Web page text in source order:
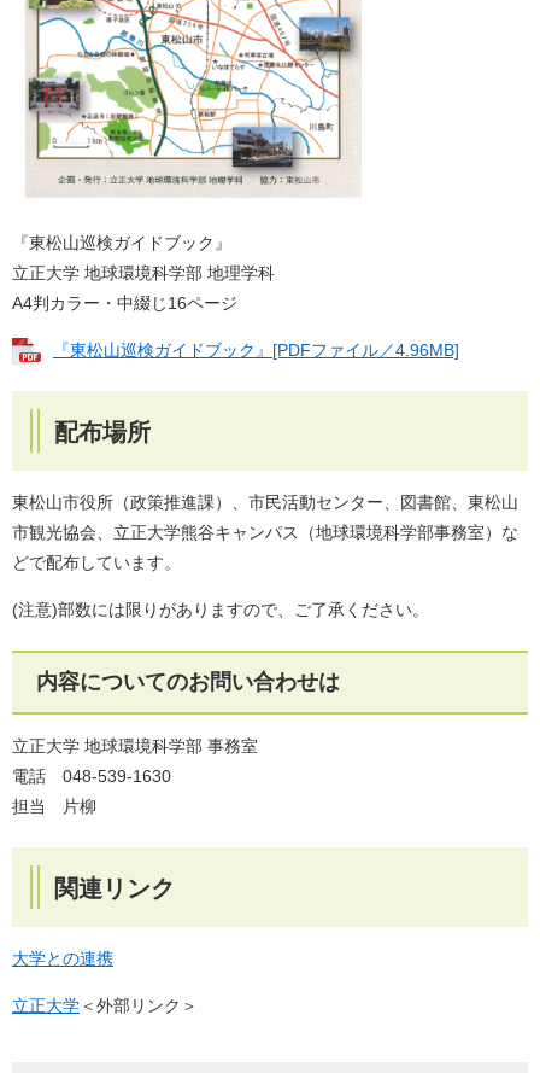
『東松山巡検ガイドブック』
立正大学 地球環境科学部 地理学科
A4判カラー・中綴じ16ページ
『東松山巡検ガイドブック』[PDFファイル／4.96MB]
配布場所
東松山市役所（政策推進課）、市民活動センター、図書館、東松山
市観光協会、立正大学熊谷キャンパス（地球環境科学部事務室）な
どで配布しています。
(注意)部数には限りがありますので、ご了承ください。
内容についてのお問い合わせは
立正大学 地球環境科学部 事務室
電話 048-539-1630
担当 片柳
関連リンク
大学との連携
立正大学＜外部リンク＞